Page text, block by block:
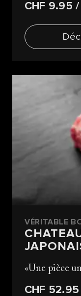
CHF 9.95 /
VÉRITABLE
Une pièce
CHF